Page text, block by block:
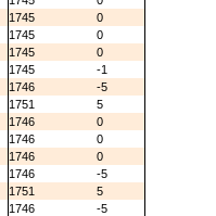
1745
0
1745
0
1745
0
1745
-1
1746
-5
1751
5
1746
0
1746
0
1746
0
1746
-5
1751
5
1746
-5